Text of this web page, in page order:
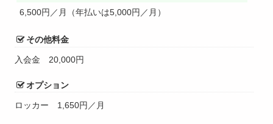
6,500円／月（年払いは5,000円／月）
その他料金
入会金 20,000円
オプション
ロッカー 1,650円／月